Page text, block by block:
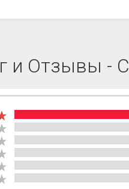
и Отзывы -